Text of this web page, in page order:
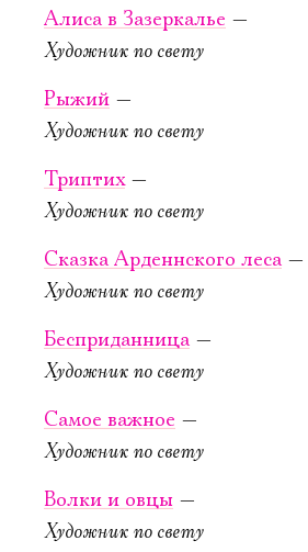
27 сентября,
19:00
Театральный
роман
покойника)
Новая сцена,
Большой зал
Можно заказать
столик в буфете
28
Алиса в За­зер­калье —
Художник по свету
Рыжий —
Художник по свету
Триптих—
Художник по свету
Сказка Арден­нско­го леса —
Художник по свету
Беспри­дан­ни­ца —
Художник по свету
Самое важное —
Художник по свету
Волки и овцы —
Художник по светуЭлектропочта